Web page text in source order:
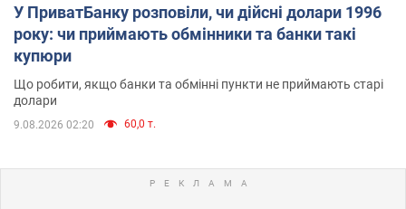
У ПриватБанку розповіли, чи дійсні долари 1996
року: чи приймають обмінники та банки такі
купюри
Що робити, якщо банки та обмінні пункти не приймають старі
долари
9.08.2026 02:20 60,0 т.